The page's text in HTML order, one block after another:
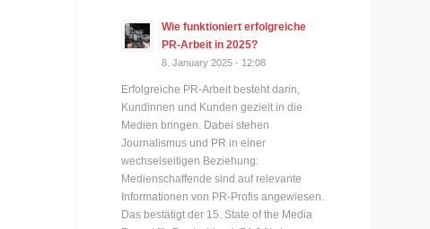
Wie funktioniert erfolgreiche
PR-Arbeit in 2025?
8. January 2025 - 12:08
Erfolgreiche PR-Arbeit besteht darin,
Kundinnen und Kunden gezielt in die
Medien bringen. Dabei stehen
Journalismus und PR in einer
wechselseitigen Beziehung:
Medienschaffende sind auf relevante
Informationen von PR-Profis angewiesen.
Das bestätigt der 15. State of the Media